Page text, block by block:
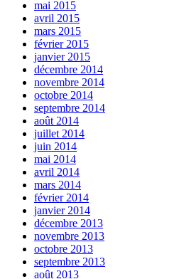
mai 2015
avril 2015
mars 2015
février 2015
janvier 2015
décembre 2014
novembre 2014
octobre 2014
septembre 2014
août 2014
juillet 2014
juin 2014
mai 2014
avril 2014
mars 2014
février 2014
janvier 2014
décembre 2013
novembre 2013
octobre 2013
septembre 2013
août 2013